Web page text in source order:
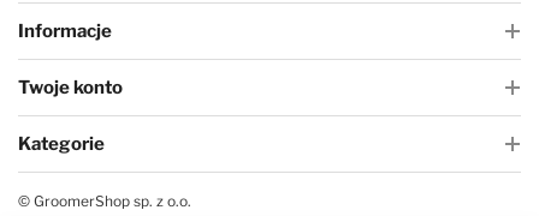
Informacje
Twoje konto
Kategorie
© GroomerShop sp. z o.o.